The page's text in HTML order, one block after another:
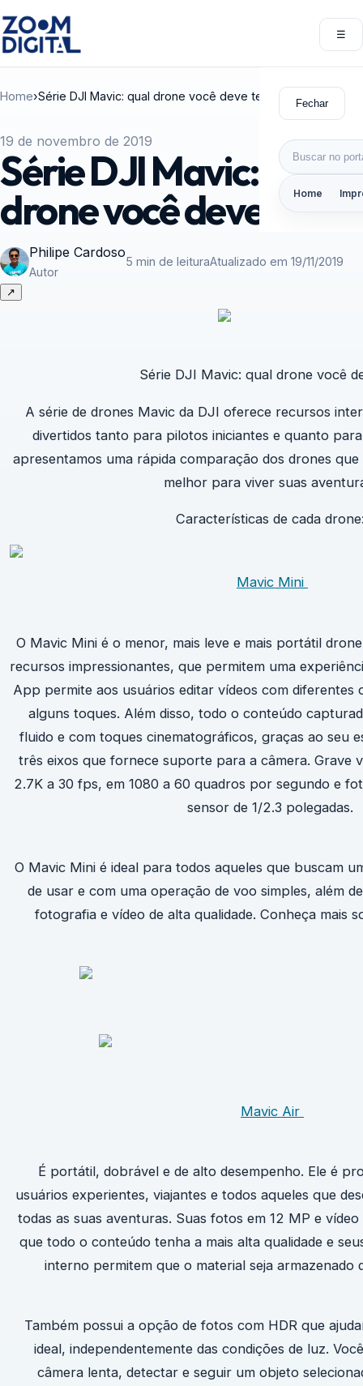
☰
Fechar
Buscar por:
Home
Home›Série DJI Mavic: qual drone você deve ter
19 de novembro de 2019
Série DJI Mavic: qual
drone você deve ter
Philipe Cardoso
Autor
5 min de leituraAtualizado em 19/11/2019
↗
Série DJI Mavic: qual drone você
A série de drones Mavic da DJI oferece recursos
divertidos tanto para pilotos iniciantes e quanto
apresentamos uma rápida comparação dos drones
melhor para viver suas
Características de cada
Mavic Mini
O Mavic Mini é o menor, mais leve e mais portátil
recursos impressionantes, que permitem uma
App permite aos usuários editar vídeos com diferentes
alguns toques. Além disso, todo o conteúdo
fluido e com toques cinematográficos, graças ao seu
três eixos que fornece suporte para a câmera. Grave
2.7K a 30 fps, em 1080 a 60 quadros por segundo e
sensor de 1/2.3 polegadas.
O Mavic Mini é ideal para todos aqueles que buscam
de usar e com uma operação de voo simples, além
fotografia e vídeo de alta qualidade. Conheça mais
Mavic Air
É portátil, dobrável e de alto desempenho. Ele é
usuários experientes, viajantes e todos aqueles que
todas as suas aventuras. Suas fotos em 12 MP e
que todo o conteúdo tenha a mais alta qualidade e
interno permitem que o material seja
Também possui a opção de fotos com HDR que
ideal, independentemente das condições de luz.
câmera lenta, detectar e seguir um objeto